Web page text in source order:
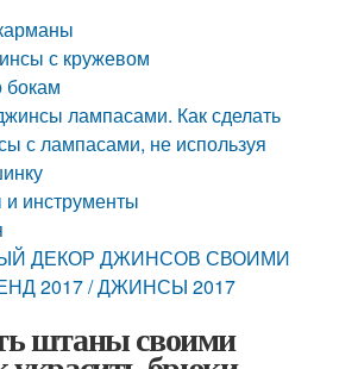
с кружевом
бокам
лампасами. Как сделать
с лампасами, не используя
инструменты
ДЕКОР ДЖИНСОВ СВОИМИ
2017 / ДЖИНСЫ 2017
штаны своими